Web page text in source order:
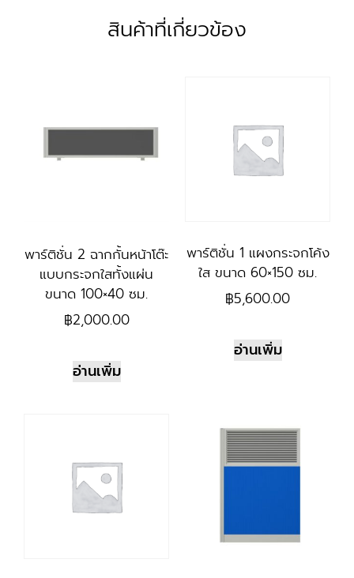
สินค้าที่เกี่ยวข้อง
พาร์ติชั่น 2 ฉากกั้นหน้าโต๊ะ
แบบกระจกใสทั้งแผ่น
ขนาด 100×40 ซม.
฿2,000.00
อ่านเพิ่ม
พาร์ติชั่น 1 แผงกระจกโค้ง
ใส ขนาด 60×150 ซม.
฿5,600.00
อ่านเพิ่ม